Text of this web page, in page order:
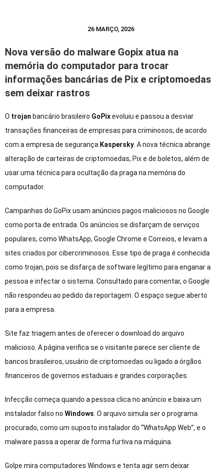
26 MARÇO, 2026
Nova versão do malware Gopix atua na
memória do computador para trocar
informações bancárias de Pix e criptomoedas
sem deixar rastros
O trojan bancário brasileiro GoPixevoluiu e passou a desviar
transações financeiras de empresas para criminosos, de acordo
com a empresa de segurança Kaspersky . A nova técnica abrange
alteração de carteiras de criptomoedas, Pixe de boletos, além de
usar uma técnica para ocultação da praga na memória do
computador.
Campanhas do GoPix usam anúncios pagos maliciosos no Google
como porta de entrada. Os anúncios se disfarçam de serviços
populares, como WhatsApp, Google Chrome e Correios, e levam a
sites criados por cibercriminosos. Esse tipo de praga é conhecida
como trojan, pois se disfarça de software legítimo para enganar a
pessoa e infectar o sistema. Consultado para comentar, o Google
não respondeu ao pedido da reportagem. O espaço segue aberto
para a empresa.
Site faz triagem antes de oferecer o download do arquivo
malicioso. A página verifica se o visitante parece ser cliente de
bancos brasileiros, usuário de criptomoedas ou ligado a órgãos
financeiros de governos estaduais e grandes corporações.
Infecção começa quando a pessoa clica no anúncio e baixa um
instalador falso no Windows . O arquivo simula ser o programa
procurado, como um suposto instalador do “WhatsApp Web”, e o
malware passa a operar de forma furtiva na máquina.
Golpe mira computadores Windows e tenta agir sem deixar